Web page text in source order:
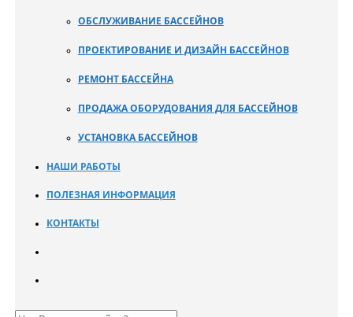
ОБСЛУЖИВАНИЕ БАССЕЙНОВ
ПРОЕКТИРОВАНИЕ И ДИЗАЙН БАССЕЙНОВ
РЕМОНТ БАССЕЙНА
ПРОДАЖА ОБОРУДОВАНИЯ ДЛЯ БАССЕЙНОВ
УСТАНОВКА БАССЕЙНОВ
НАШИ РАБОТЫ
ПОЛЕЗНАЯ ИНФОРМАЦИЯ
КОНТАКТЫ